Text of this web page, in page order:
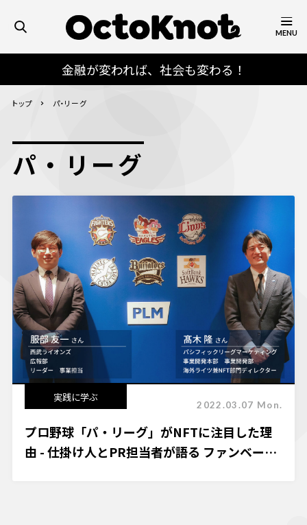
金融が変われば、社会も変わる！
MENU
トップ パ・リーグ
パ・リーグ
実践に学ぶ
2022.03.07 Mon.
プロ野球「パ・リーグ」がNFTに注目した理
由 - 仕掛け人とPR担当者が語る ファンベース